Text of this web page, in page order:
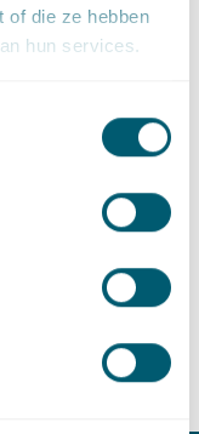
of die ze hebben
hun services.